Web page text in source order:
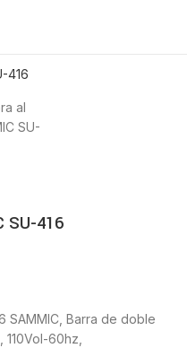
SU-416
SAMMIC, Barra de doble
60hz,